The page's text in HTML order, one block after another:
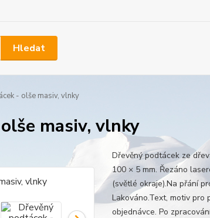
Hledat
- olše masiv, vlnky
masiv, vlnky
Dřevěný podtácek ze
100 × 5 mm. Řezáno
(světlé okraje).Na přání
Lakováno.Text, motiv pro
objednávce. Po